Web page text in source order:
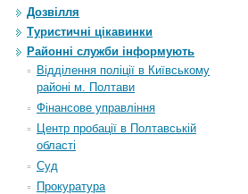
Дозвілля
Туристичні цікавинки
Районні служби інформують
Відділення поліції в Київському
районі м. Полтави
Фінансове управління
Центр пробації в Полтавській
області
Суд
Прокуратура